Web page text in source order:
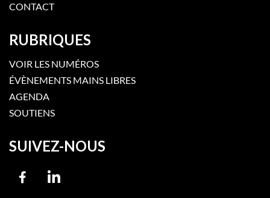
CONTACT
RUBRIQUES
VOIR LES NUMÉROS
ÉVÈNEMENTS MAINS LIBRES
AGENDA
SOUTIENS
SUIVEZ-NOUS